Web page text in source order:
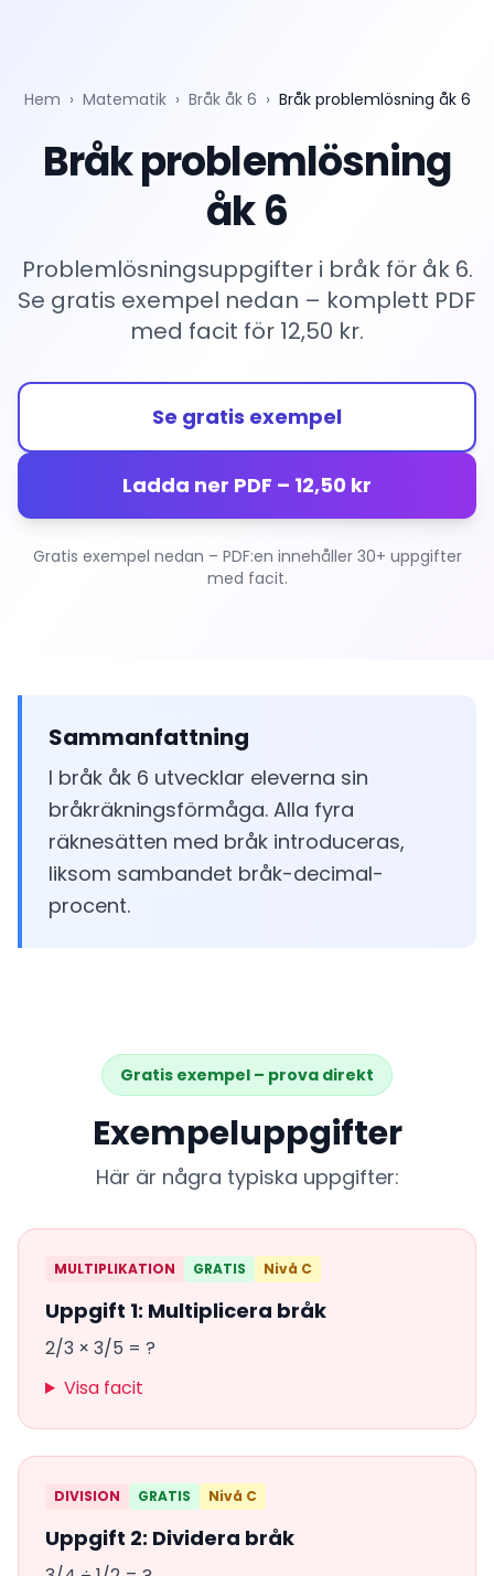
Hem › Matematik › Bråk åk 6 › Bråk problemlösning åk 6
Bråk problemlösning
åk 6
Problemlösningsuppgifter i bråk för åk 6.
Se gratis exempel nedan – komplett PDF
med facit för 12,50 kr.
Se gratis exempel
Ladda ner PDF – 12,50 kr
Gratis exempel nedan – PDF:en innehåller 30+ uppgifter
med facit.
Sammanfattning
I bråk åk 6 utvecklar eleverna sin
bråkräkningsförmåga. Alla fyra
räknesätten med bråk introduceras,
liksom sambandet bråk-decimal-
procent.
Gratis exempel – prova direkt
Exempeluppgifter
Här är några typiska uppgifter:
MULTIPLIKATION GRATIS Nivå C
Uppgift 1: Multiplicera bråk
2/3 × 3/5 = ?
Visa facit
DIVISION GRATIS Nivå C
Uppgift 2: Dividera bråk